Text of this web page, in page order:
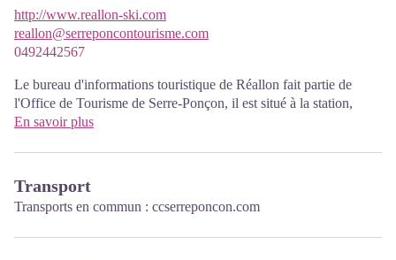
http://www.reallon-ski.com
reallon@serreponcontourisme.com
0492442567
Le bureau d'informations touristique de Réallon fait partie de
l'Office de Tourisme de Serre-Ponçon, il est situé à la station,
entre le parking et le front de neige.
De mi décembre à mars : du lundi au dimanche de 9h à 12h30 et
de 14h à 17h
En savoir plus
Transport
Transports en commun : ccserreponcon.com